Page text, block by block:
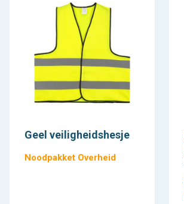
Geel veiligheidshesje
Noodpakket Overheid